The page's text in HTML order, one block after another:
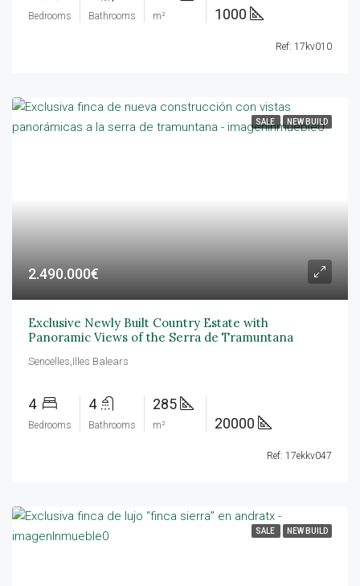
Bedrooms Bathrooms m² 1000
Ref: 17kv010
SALE NEW BUILD
2.490.000€
Exclusive Newly Built Country Estate with
Panoramic Views of the Serra de Tramuntana
Sencelles,Illes Balears
4
Bedrooms
4
Bathrooms
285
m² 20000
Ref: 17ekkv047
SALE NEW BUILD